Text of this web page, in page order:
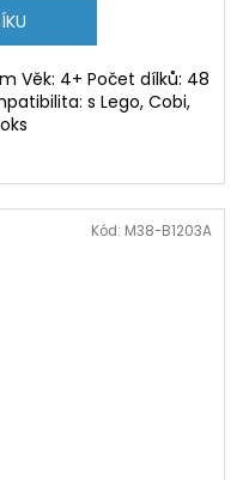
Věk: 4+ Počet dílků: 48
s Lego, Cobi,
Kód: M38-B1203A